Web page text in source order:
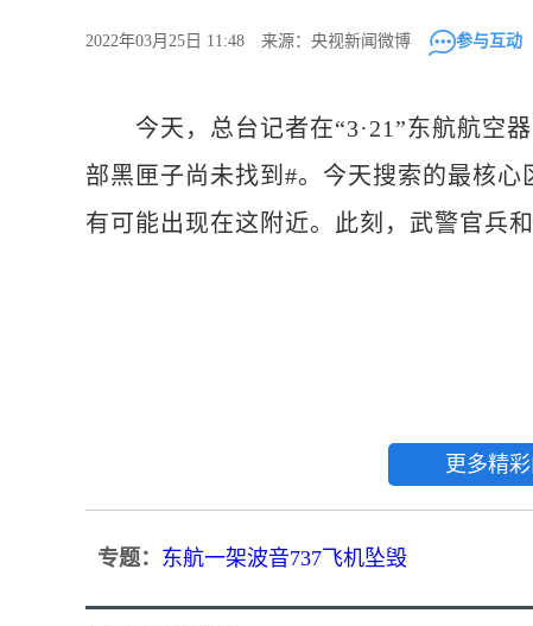
2022年03月25日 11:48 来源：央视新闻微博 参与互动
今天，总台记者在“3·21”东航航空器
部黑匣子尚未找到#。今天搜索的最核
有可能出现在这附近。此刻，武警官兵
更多精
专题： 东航一架波音737飞机坠毁